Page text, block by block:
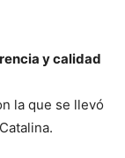
y calidad
la que se llevó